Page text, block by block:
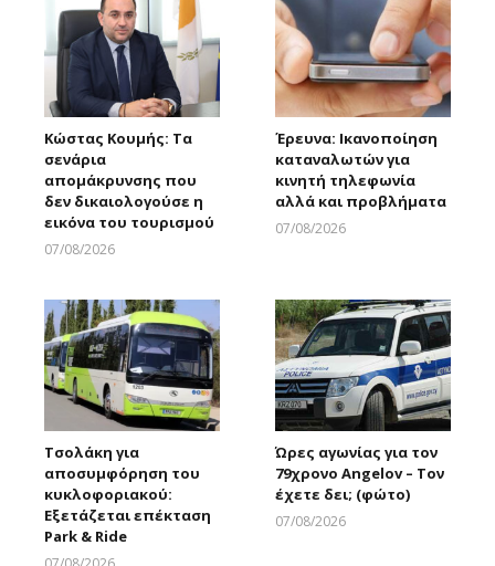
Κώστας Κουμής: Τα
σενάρια
απομάκρυνσης που
δεν δικαιολογούσε η
εικόνα του τουρισμού
07/08/2026
Έρευνα: Ικανοποίηση
καταναλωτών για
κινητή τηλεφωνία
αλλά και προβλήματα
07/08/2026
Τσολάκη για
αποσυμφόρηση του
κυκλοφοριακού:
Εξετάζεται επέκταση
Park & Ride
Ώρες αγωνίας για τον
79χρονο Angelov – Τον
έχετε δει; (φώτο)
07/08/2026